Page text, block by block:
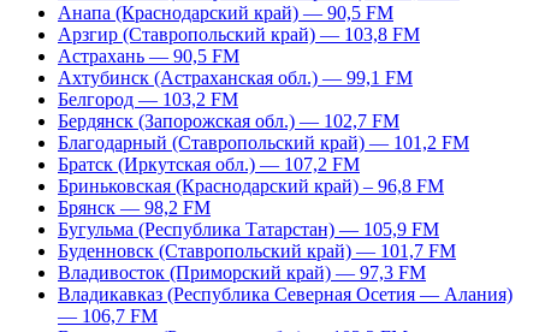
Анапа (Краснодарский край) — 90,5 FM
Арзгир (Ставропольский край) — 103,8 FM
Астрахань — 90,5 FM
Ахтубинск (Астраханская обл.) — 99,1 FM
Белгород — 103,2 FM
Бердянск (Запорожская обл.) — 102,7 FM
Благодарный (Ставропольский край) — 101,2 FM
Братск (Иркутская обл.) — 107,2 FM
Бриньковская (Краснодарский край) – 96,8 FM
Брянск — 98,2 FM
Бугульма (Республика Татарстан) — 105,9 FM
Буденновск (Ставропольский край) — 101,7 FM
Владивосток (Приморский край) — 97,3 FM
Владикавказ (Республика Северная Осетия — Алания)
— 106,7 FM